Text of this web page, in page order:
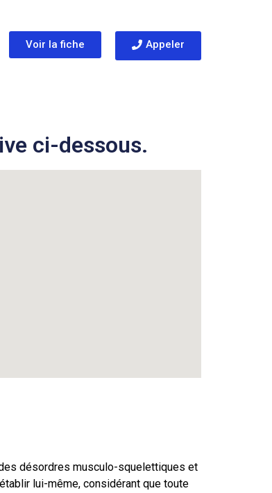
Voir la fiche Appeler
ci-dessous.
désordres musculo-squelettiques et
lui-même, considérant que toute